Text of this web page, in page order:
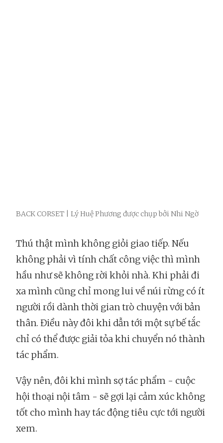
BACK CORSET | Lý Huệ Phương được chụp bởi Nhi Ngờ
Thú thật mình không giỏi giao tiếp. Nếu
không phải vì tính chất công việc thì mình
hầu như sẽ không rời khỏi nhà. Khi phải đi
xa mình cũng chỉ mong lui về núi rừng có ít
người rồi dành thời gian trò chuyện với bản
thân. Điều này đôi khi dẫn tới một sự bế tắc
chỉ có thể được giải tỏa khi chuyển nó thành
tác phẩm.
Vậy nên, đôi khi mình sợ tác phẩm - cuộc
hội thoại nội tâm - sẽ gợi lại cảm xúc không
tốt cho mình hay tác động tiêu cực tới người
xem.